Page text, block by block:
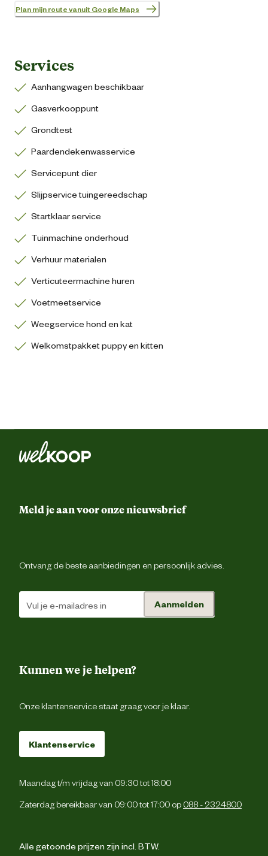
Plan mijn route vanuit Google Maps
Services
Aanhangwagen beschikbaar
Gasverkooppunt
Grondtest
Paardendekenwasservice
Servicepunt dier
Slijpservice tuingereedschap
Startklaar service
Tuinmachine onderhoud
Verhuur materialen
Verticuteermachine huren
Voetmeetservice
Weegservice hond en kat
Welkomstpakket puppy en kitten
Meld je aan voor onze nieuwsbrief
Ontvang de beste aanbiedingen en persoonlijk advies.
Aanmelden
Kunnen we je helpen?
Onze klantenservice staat graag voor je klaar.
Klantenservice
Maandag t/m vrijdag van 09:30 tot 18:00
Zaterdag bereikbaar van 09:00 tot 17:00 op 088 - 2324800
Alle getoonde prijzen zijn incl. BTW.